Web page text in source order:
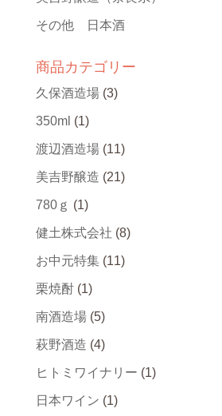
その他 日本酒
商品カテゴリー
久保酒造場 (3)
350ml (1)
渡辺酒造場 (11)
美吉野醸造 (21)
780ｇ (1)
健土株式会社 (8)
お中元特集 (11)
栗焼酎 (1)
南酒造場 (5)
萩野酒造 (4)
ヒトミワイナリー (1)
日本ワイン (1)